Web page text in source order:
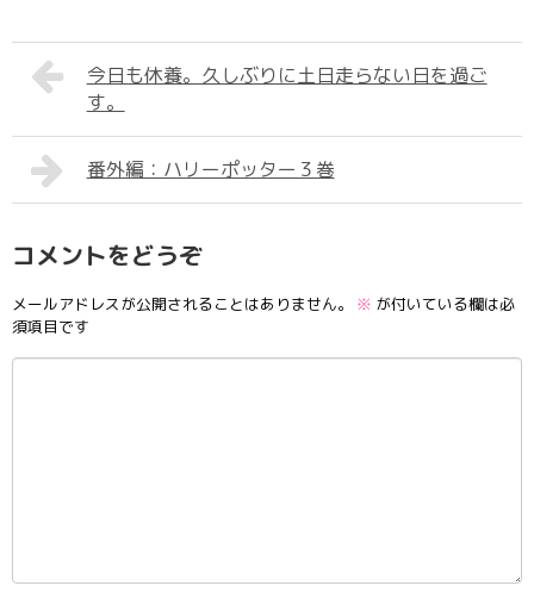
今日も休養。久しぶりに土日走らない日を過ご
す。
番外編：ハリーポッター３巻
コメントをどうぞ
メールアドレスが公開されることはありません。 ※ が付いている欄は必
須項目です